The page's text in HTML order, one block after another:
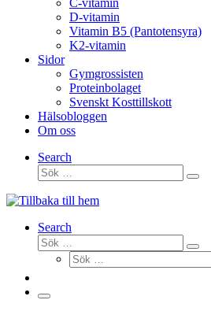
C-vitamin
D-vitamin
Vitamin B5 (Pantotensyra)
K2-vitamin
Sidor
Gymgrossisten
Proteinbolaget
Svenskt Kosttillskott
Hälsobloggen
Om oss
Search
Sök
Sök
Search
Sök
Sök
Sök
Meny